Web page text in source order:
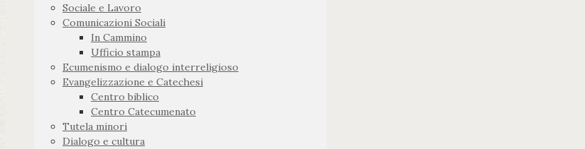
Sociale e Lavoro
Comunicazioni Sociali
In Cammino
Ufficio stampa
Ecumenismo e dialogo interreligioso
Evangelizzazione e Catechesi
Centro biblico
Centro Catecumenato
Tutela minori
Dialogo e cultura